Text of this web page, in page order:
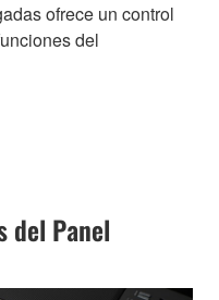
ofrece un control
del
del Panel